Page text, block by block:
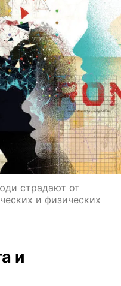
страдают от
и физических
и